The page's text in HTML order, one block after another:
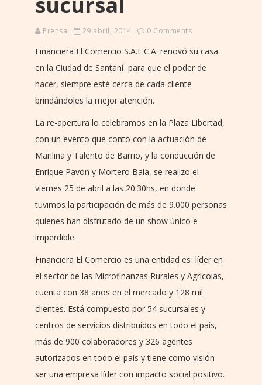
Prensa 29 abril, 2014 0 Comments
Financiera El Comercio S.A.E.C.A. renovó su casa
en la Ciudad de Santaní para que el poder de
hacer, siempre esté cerca de cada cliente
brindándoles la mejor atención.
La re-apertura lo celebramos en la Plaza Libertad,
con un evento que conto con la actuación de
Marilina y Talento de Barrio, y la conducción de
Enrique Pavón y Mortero Bala, se realizo el
viernes 25 de abril a las 20:30hs, en donde
tuvimos la participación de más de 9.000 personas
quienes han disfrutado de un show único e
imperdible.
Financiera El Comercio es una entidad es líder en
el sector de las Microfinanzas Rurales y Agrícolas,
cuenta con 38 años en el mercado y 128 mil
clientes. Está compuesto por 54 sucursales y
centros de servicios distribuidos en todo el país,
más de 900 colaboradores y 326 agentes
autorizados en todo el país y tiene como visión
ser una empresa líder con impacto social positivo.